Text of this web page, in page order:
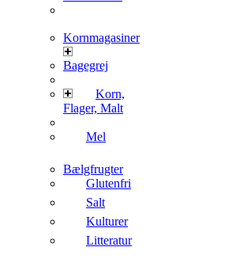
Kornmagasiner
Bagegrej
Korn,
Flager, Malt
Mel
Bælgfrugter
Glutenfri
Salt
Kulturer
Litteratur